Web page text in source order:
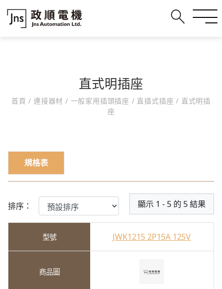
直式明插座
首頁/ 連接器材 / 一般家用插頭插座 / 直插式插座/ 直式明插
座
規格表
排序： 顯示 1 - 5 的 5 結果
JWK1215 2P15A 125V